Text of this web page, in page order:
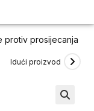
protiv prosijecanja
Idući proizvod